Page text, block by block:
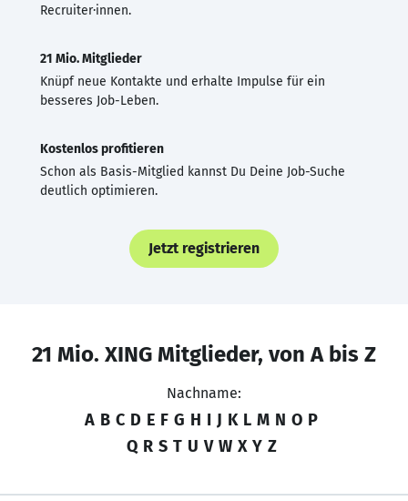
Recruiter·innen.
21 Mio. Mitglieder
Knüpf neue Kontakte und erhalte Impulse für ein
besseres Job-Leben.
Kostenlos profitieren
Schon als Basis-Mitglied kannst Du Deine Job-Suche
deutlich optimieren.
Jetzt registrieren
21 Mio. XING Mitglieder, von A bis Z
Nachname:
A B C D E F G H I J K L M N O P
Q R S T U V W X Y Z